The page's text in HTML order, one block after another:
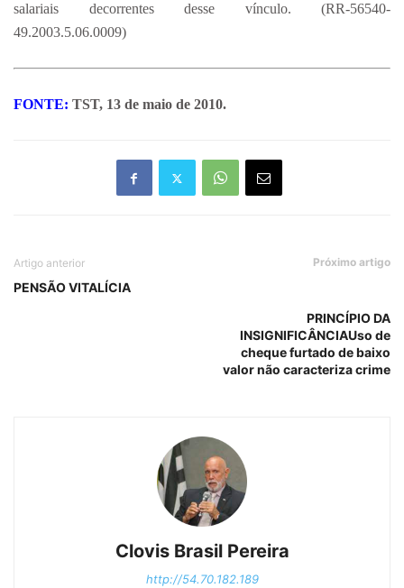
salariais decorrentes desse vínculo. (RR-56540-
49.2003.5.06.0009)
FONTE: TST, 13 de maio de 2010.
Artigo anterior
PENSÃO VITALÍCIA
Próximo artigo
PRINCÍPIO DA
INSIGNIFICÂNCIAUso de
cheque furtado de baixo
valor não caracteriza crime
Clovis Brasil Pereira
http://54.70.182.189